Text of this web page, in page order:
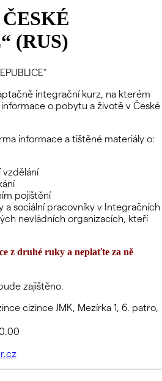
(RUS)
integrační kurz, na kterém
o pobytu a životě v České
informace a tištěné materiály o:
vzdělání
pojištění
a sociální pracovníky v Integračních
nevládních organizacích, kteří
z druhé ruky a neplaťte za ně
zajištěno.
cizince JMK, Mezírka 1, 6. patro,